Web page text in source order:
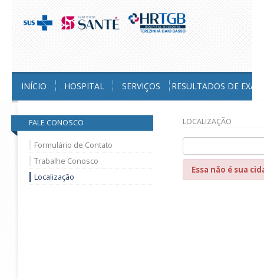
INÍCIO HOSPITAL SERVIÇOS RESULTADOS DE
FALE CONOSCO
Formulário de Contato
Trabalhe Conosco
Localização
LOCALIZAÇÃO
Essa não é sua